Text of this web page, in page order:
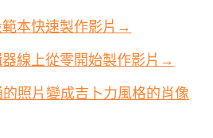
範本快速製作影片→
器線上從零開始製作影片→
照片變成吉卜力風格的肖像